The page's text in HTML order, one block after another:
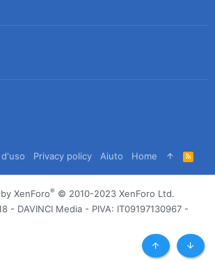
Privacy policy Aiuto Home
R
S
XenForo® © 2010-2023 XenForo Ltd.
- DAVINCI Media - PIVA: IT09197130967 -
Top